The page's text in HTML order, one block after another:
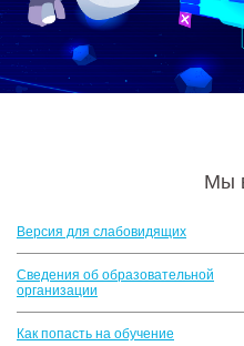
Мы
Версия для слабовидящих
Сведения об образовательной
организации
Как попасть на обучение